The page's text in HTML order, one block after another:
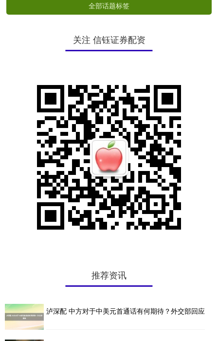
全部话题标签
关注 信钰证券配资
推荐资讯
泸深配 中方对于中美元首通话有何期待？外交部回应